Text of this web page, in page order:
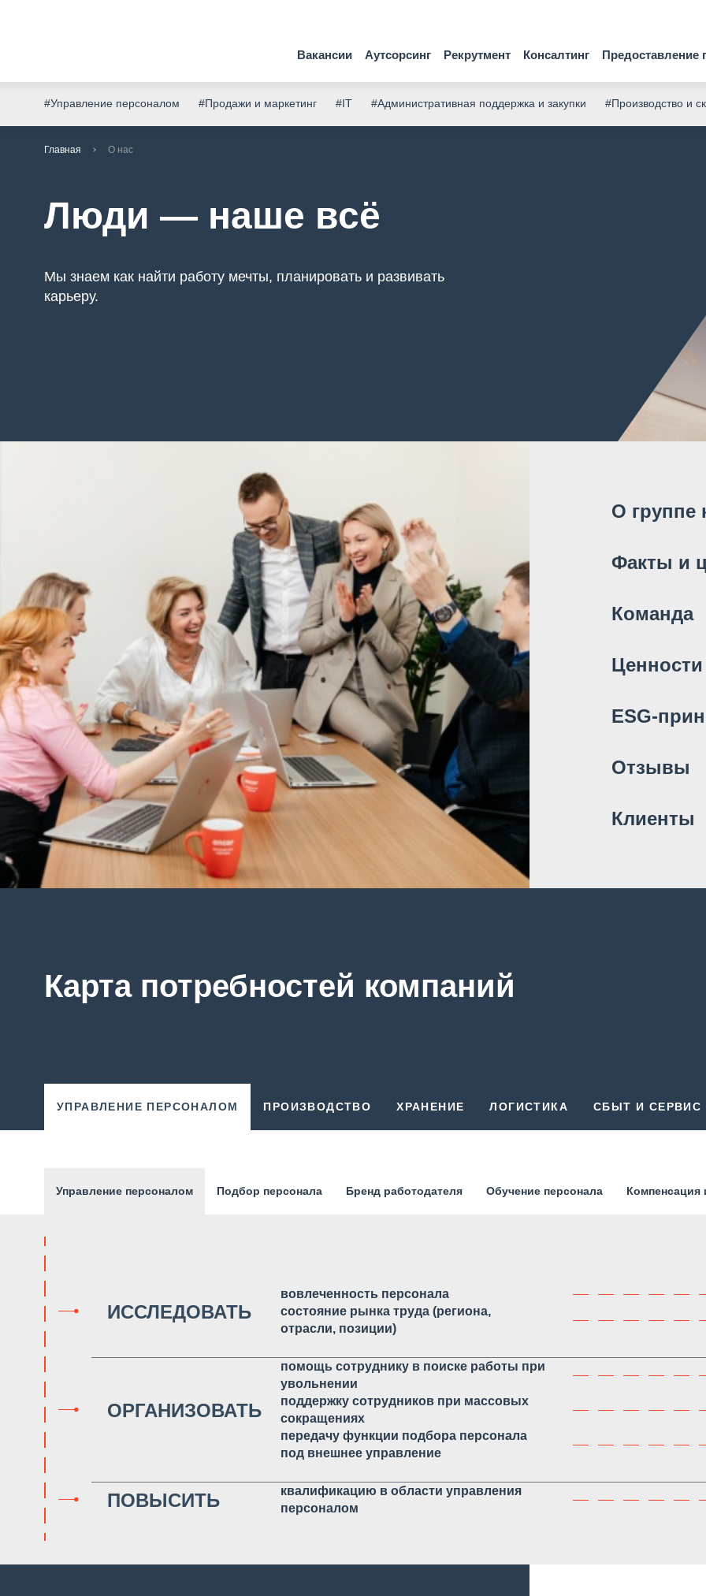
Вакансии Аутсорсинг Рекрутмент Консалтинг Предоставление
#Управление персоналом #Продажи и маркетинг #IT #Административная поддержка и закупки #Производство и
Главная О нас
Люди — наше всё
Мы знаем как найти работу мечты, планировать и развивать
карьеру.
О группе
Факты и
Команда
Ценности
ESG-
Отзывы
Клиенты
Карта потребностей компаний
УПРАВЛЕНИЕ ПЕРСОНАЛОМ ПРОИЗВОДСТВО ХРАНЕНИЕ ЛОГИСТИКА СБЫТ И СЕРВИС
Управление персоналом Подбор персонала Бренд работодателя Обучение персонала Компенсация
ИССЛЕДОВАТЬ
вовлеченность персонала
состояние рынка труда (региона,
отрасли, позиции)
ОРГАНИЗОВАТЬ
помощь сотруднику в поиске работы при
увольнении
поддержку сотрудников при массовых
сокращениях
передачу функции подбора персонала
под внешнее управление
ПОВЫСИТЬ
квалификацию в области управления
персоналом